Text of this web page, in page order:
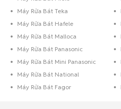
Máy Rửa Bát Teka
Máy Rửa Bát Hafele
Máy Rửa Bát Malloca
Máy Rửa Bát Panasonic
Máy Rửa Bát Mini Panasonic
Máy Rửa Bát National
Máy Rửa Bát Fagor